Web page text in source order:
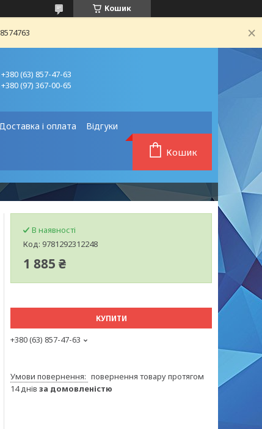
Кошик
+380 (63) 857-47-63
+380 (97) 367-00-65
і оплата Відгуки
Кошик
В наявності
Код: 9781292312248
1 885 ₴
КУПИТИ
+380 (63) 857-47-63
повернення товару протягом
14 днів за домовленістю